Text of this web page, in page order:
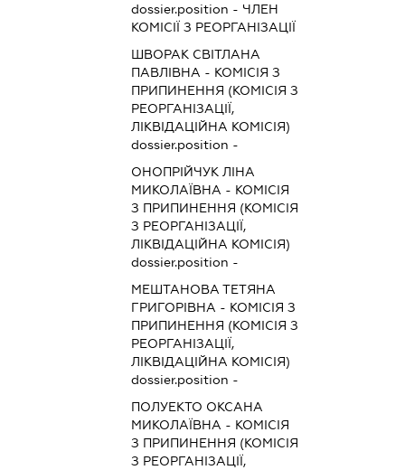
dossier.position - ЧЛЕН
КОМІСІЇ З РЕОРГАНІЗАЦІЇ
ШВОРАК СВІТЛАНА
ПАВЛІВНА - КОМІСІЯ З
ПРИПИНЕННЯ (КОМІСІЯ З
РЕОРГАНІЗАЦІЇ,
ЛІКВІДАЦІЙНА КОМІСІЯ)
dossier.position -
ОНОПРІЙЧУК ЛІНА
МИКОЛАЇВНА - КОМІСІЯ
З ПРИПИНЕННЯ (КОМІСІЯ
З РЕОРГАНІЗАЦІЇ,
ЛІКВІДАЦІЙНА КОМІСІЯ)
dossier.position -
МЕШТАНОВА ТЕТЯНА
ГРИГОРІВНА - КОМІСІЯ З
ПРИПИНЕННЯ (КОМІСІЯ З
РЕОРГАНІЗАЦІЇ,
ЛІКВІДАЦІЙНА КОМІСІЯ)
dossier.position -
ПОЛУЕКТО ОКСАНА
МИКОЛАЇВНА - КОМІСІЯ
З ПРИПИНЕННЯ (КОМІСІЯ
З РЕОРГАНІЗАЦІЇ,